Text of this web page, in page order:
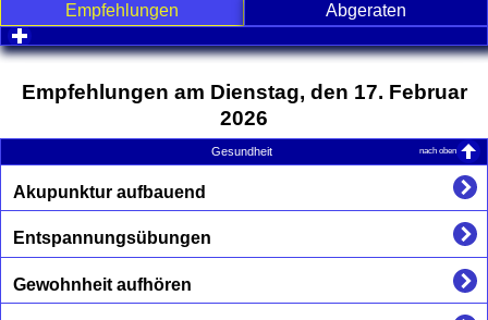
Empfehlungen
Abgeraten
click to expand contents
Empfehlungen am Dienstag, den 17. Februar
2026
Gesundheit nach oben
Akupunktur aufbauend
Entspannungsübungen
Gewohnheit aufhören